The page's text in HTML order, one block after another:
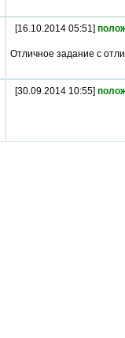
[16.10.2014 05:51]
Отличное задание с
[30.09.2014 10:55]